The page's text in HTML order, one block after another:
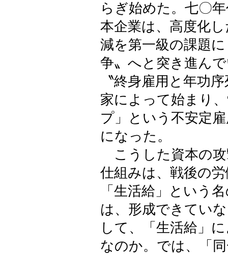
らぎ始めた。七〇
本企業は、高度化
減を第一級の課題
争〟へと突き進ん
〝終身雇用と年功
家によって始まり
プ」という不安定
になった。
こうした資本の攻
仕組みは、戦後の
「生活給」という
は、形成できてい
して、「生活給」
なのか。では、「